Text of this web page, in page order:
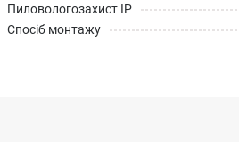
Пиловологозахист IP
Спосіб монтажу